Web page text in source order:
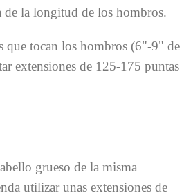
la longitud de los hombros.
que tocan los hombros (6"-9" de
extensiones de 125-175 puntas
grueso de la misma
utilizar unas extensiones de